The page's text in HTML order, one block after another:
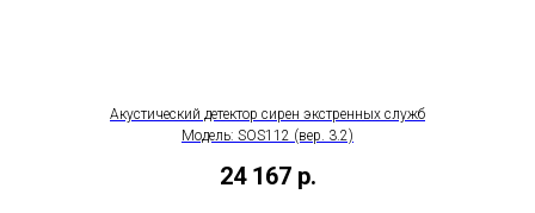
Акустический детектор сирен экстренных служб
Модель: SOS112 (вер. 3.2)
24 167 р.